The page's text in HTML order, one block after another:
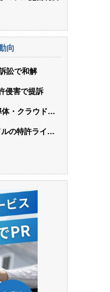
向
訟で和解
侵害で提訴
・クラウド・
の特許ライセ